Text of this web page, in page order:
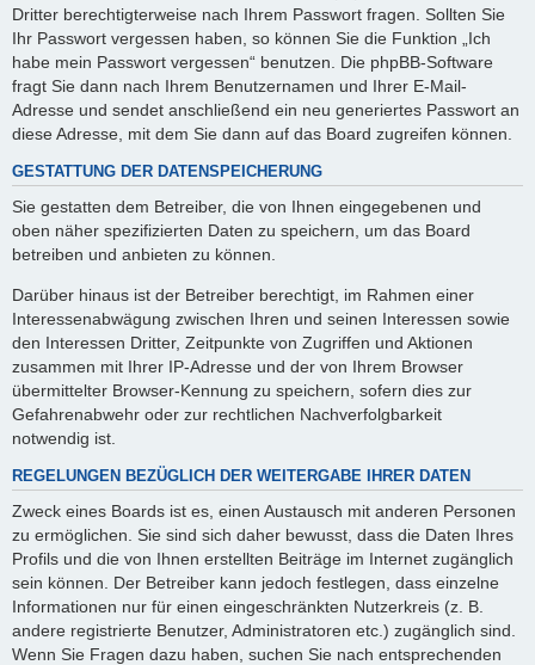
Dritter berechtigterweise nach Ihrem Passwort fragen. Sollten Sie
Ihr Passwort vergessen haben, so können Sie die Funktion „Ich
habe mein Passwort vergessen“ benutzen. Die phpBB-Software
fragt Sie dann nach Ihrem Benutzernamen und Ihrer E-Mail-
Adresse und sendet anschließend ein neu generiertes Passwort an
diese Adresse, mit dem Sie dann auf das Board zugreifen können.
GESTATTUNG DER DATENSPEICHERUNG
Sie gestatten dem Betreiber, die von Ihnen eingegebenen und
oben näher spezifizierten Daten zu speichern, um das Board
betreiben und anbieten zu können.
Darüber hinaus ist der Betreiber berechtigt, im Rahmen einer
Interessenabwägung zwischen Ihren und seinen Interessen sowie
den Interessen Dritter, Zeitpunkte von Zugriffen und Aktionen
zusammen mit Ihrer IP-Adresse und der von Ihrem Browser
übermittelter Browser-Kennung zu speichern, sofern dies zur
Gefahrenabwehr oder zur rechtlichen Nachverfolgbarkeit
notwendig ist.
REGELUNGEN BEZÜGLICH DER WEITERGABE IHRER DATEN
Zweck eines Boards ist es, einen Austausch mit anderen Personen
zu ermöglichen. Sie sind sich daher bewusst, dass die Daten Ihres
Profils und die von Ihnen erstellten Beiträge im Internet zugänglich
sein können. Der Betreiber kann jedoch festlegen, dass einzelne
Informationen nur für einen eingeschränkten Nutzerkreis (z. B.
andere registrierte Benutzer, Administratoren etc.) zugänglich sind.
Wenn Sie Fragen dazu haben, suchen Sie nach entsprechenden